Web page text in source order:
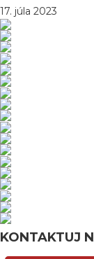
17. júla 2023
KONTAKTUJ